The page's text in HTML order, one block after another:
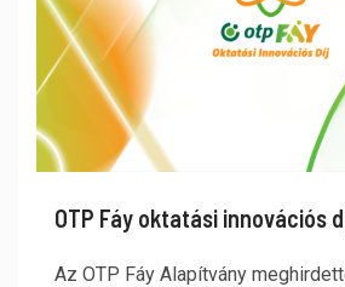
OTP Fáy oktatási innovációs
Az OTP Fáy Alapítvány